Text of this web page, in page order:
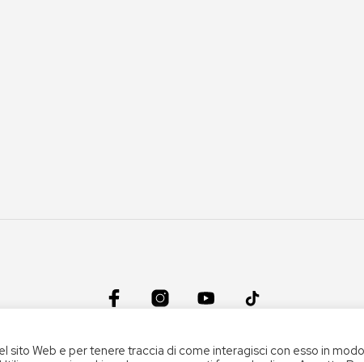
DEL SERVIZIO|CREDITS
sito Web e per tenere traccia di come interagisci con esso in